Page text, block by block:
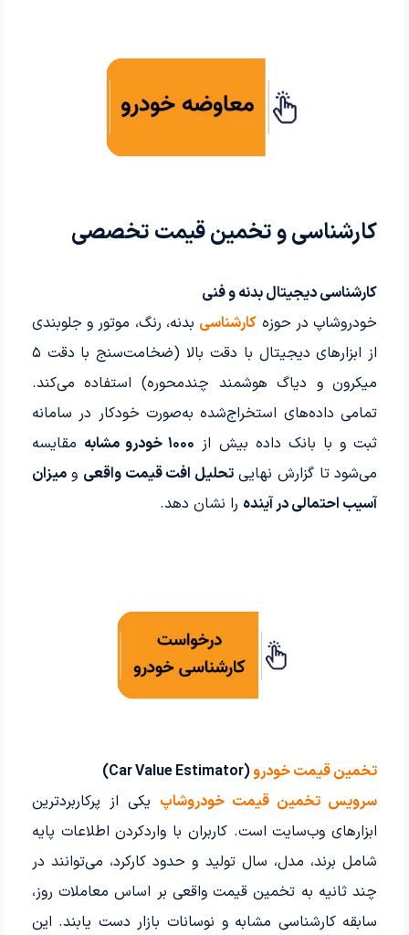
کارشناسی و تخمین قیمت تخصصی
کارشناسی دیجیتال بدنه و فنی
خودروشاپ در حوزه کارشناسی بدنه، رنگ، موتور و جلوبندی
از ابزارهای دیجیتال با دقت بالا (ضخامت‌سنج با دقت ۵
میکرون و دیاگ هوشمند چندمحوره) استفاده می‌کند.
تمامی داده‌های استخراج‌شده به‌صورت خودکار در سامانه
ثبت و با بانک داده بیش از ۱۰۰۰ خودرو مشابه
مقایسه
می‌شود تا گزارش نهاییتحلیل افت قیمت واقعی ومیزان
آسیب احتمالی در آینده را نشان دهد.
تخمین قیمت خودرو(Car Value Estimator)
سرویس تخمین قیمت خودروشاپ یکی از پرکاربردترین
ابزارهای وب‌سایت است. کاربران با واردکردن اطلاعات پایه
شامل برند، مدل، سال تولید و حدود کارکرد، می‌توانند در
چند ثانیه به تخمین قیمت واقعی بر اساس معاملات روز،
سابقه کارشناسی مشابه و نوسانات بازار دست یابند. این